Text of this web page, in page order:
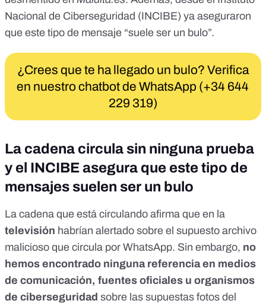
Nacional de Ciberseguridad (INCIBE) ya aseguraron
que este tipo de mensaje “suele ser un bulo”.
¿Crees que te ha llegado un bulo? Verifica
en nuestro chatbot de WhatsApp (+34 644
229 319)
La cadena circula sin ninguna prueba
y el INCIBE asegura que este tipo de
mensajes suelen ser un bulo
La cadena que está circulando afirma que en la
televisión habrían alertado sobre el supuesto archivo
malicioso que circula por WhatsApp. Sin embargo, no
hemos encontrado ninguna referencia en medios
de comunicación, fuentes oficiales u organismos
de ciberseguridad sobre las supuestas fotos del